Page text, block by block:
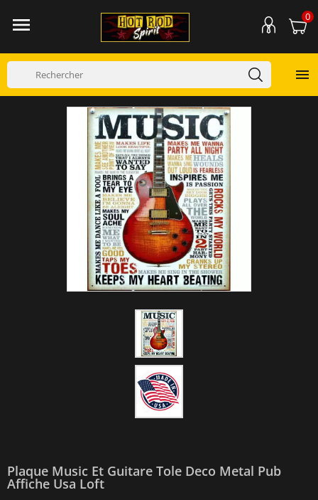
 0

Plaque Music Et Guitare Tole Deco Metal Pub
Affiche Usa Loft